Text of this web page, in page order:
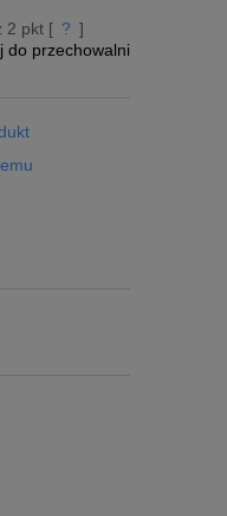
2 pkt [ ? ]
do przechowalni